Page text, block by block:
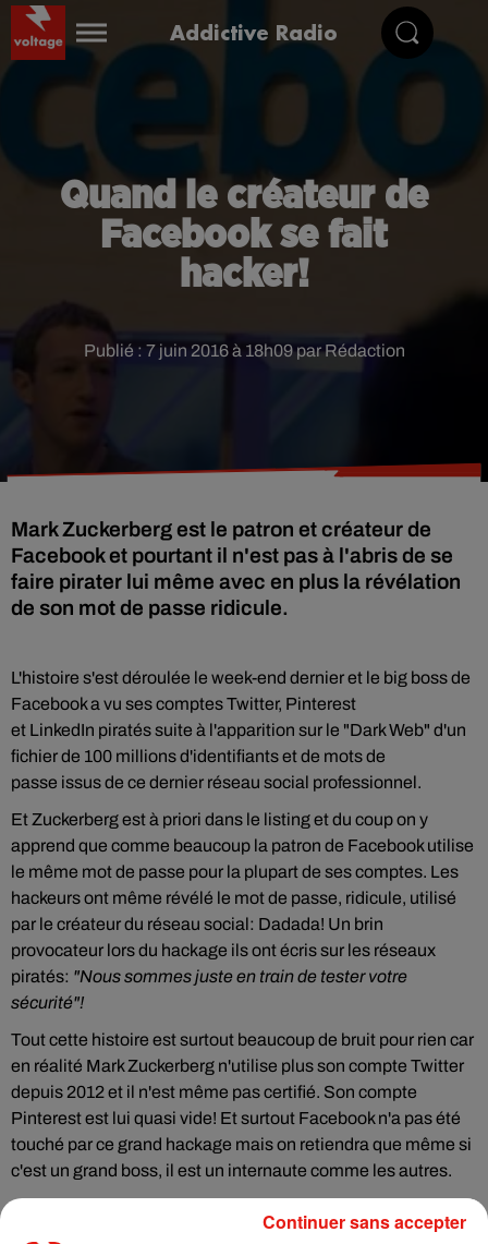
Addictive Radio
Quand le créateur de
Facebook se fait
hacker!
Publié : 7 juin 2016 à 18h09 par Rédaction
Mark Zuckerberg est le patron et créateur de
Facebook et pourtant il n'est pas à l'abris de se
faire pirater lui même avec en plus la révélation
de son mot de passe ridicule.
L'histoire s'est déroulée le week-end dernier et le big boss de
Facebook a vu ses comptes Twitter, Pinterest
et LinkedIn piratés suite à l'apparition sur le "Dark Web" d'un
fichier de 100 millions d'identifiants et de mots de
passe issus de ce dernier réseau social professionnel.
Et Zuckerberg est à priori dans le listing et du coup on y
apprend que comme beaucoup la patron de Facebook utilise
le même mot de passe pour la plupart de ses comptes. Les
hackeurs ont même révélé le mot de passe, ridicule, utilisé
par le créateur du réseau social: Dadada! Un brin
provocateur lors du hackage ils ont écris sur les réseaux
piratés: "Nous sommes juste en train de tester votre
sécurité"!
Tout cette histoire est surtout beaucoup de bruit pour rien car
en réalité Mark Zuckerberg n'utilise plus son compte Twitter
depuis 2012 et il n'est même pas certifié. Son compte
Pinterest est lui quasi vide! Et surtout Facebook n'a pas été
touché par ce grand hackage mais on retiendra que même si
c'est un grand boss, il est un internaute comme les autres.
Continuer sans accepter